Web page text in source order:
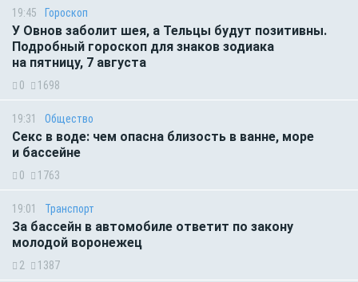
19:45 Гороскоп
У Овнов заболит шея, а Тельцы будут позитивны.
Подробный гороскоп для знаков зодиака
на пятницу, 7 августа
0 1698
19:31 Общество
Секс в воде: чем опасна близость в ванне, море
и бассейне
0 1763
19:01 Транспорт
За бассейн в автомобиле ответит по закону
молодой воронежец
2 1387